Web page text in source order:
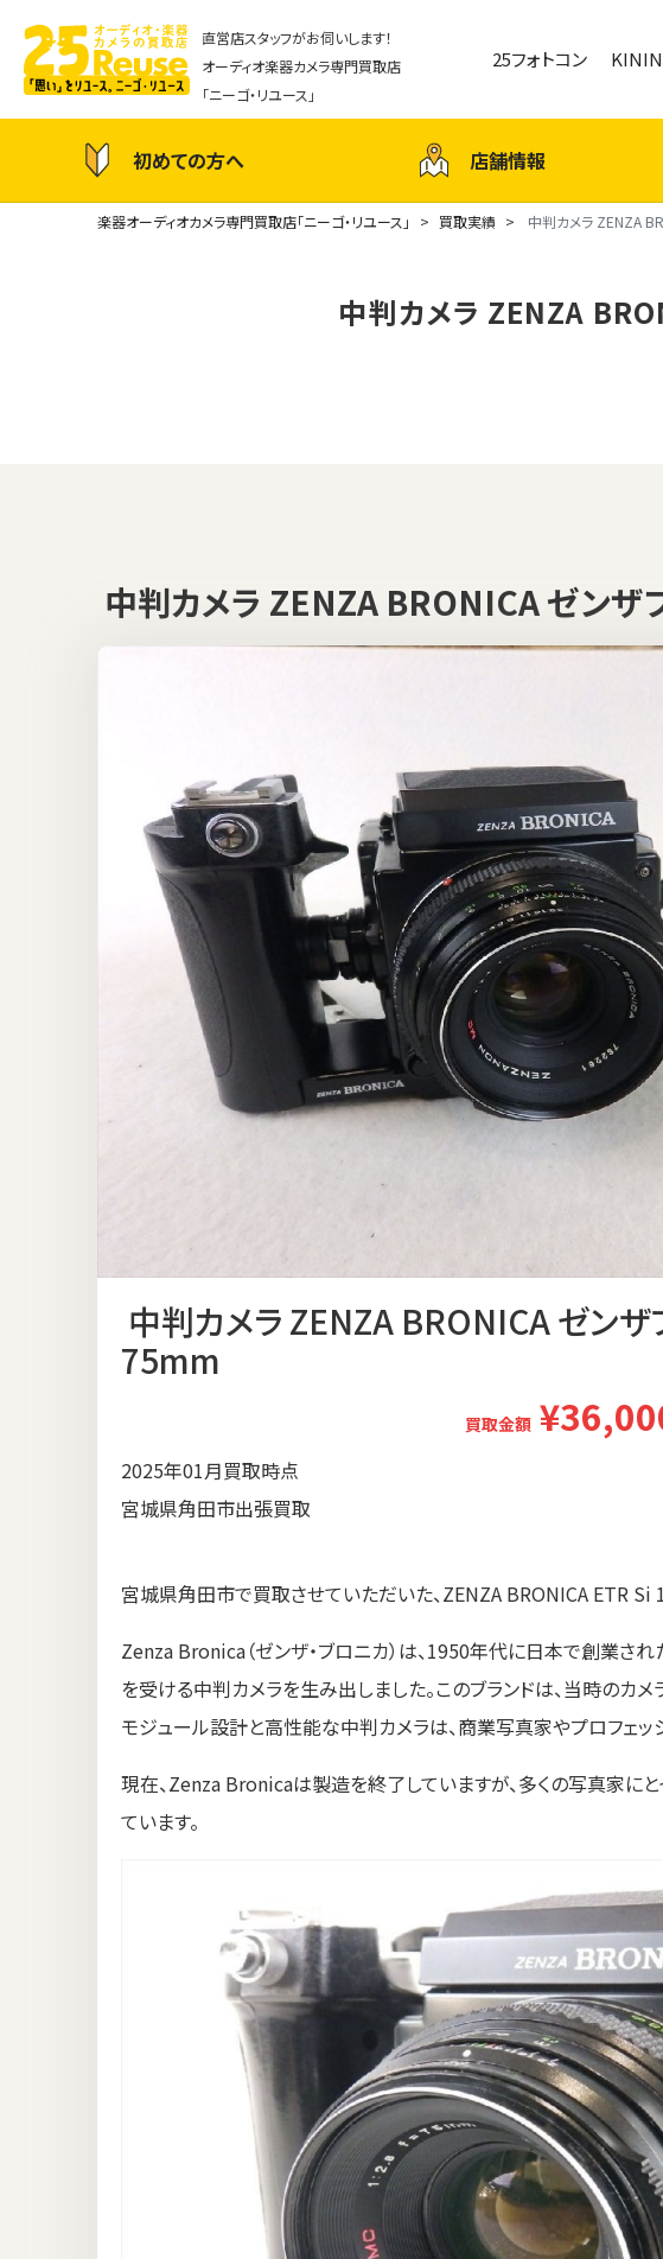
直営店スタッフがお伺いします！
オーディオ楽器カメラ専門買取店
「ニーゴ・リユース」
25フォトコン
初めての方へ 店舗情報
楽器オーディオカメラ専門買取店「ニーゴ・リユース」 買取実績 中判カメラ ZENZA
中判カメラ ZENZA
中判カメラ ZENZA BRONICA ゼン
中判カメラ ZENZA BRONICA ゼン
75mm
買取金額
2025年01月買取時点
宮城県角田市出張買取
宮城県角田市で買取させていただいた、ZENZA BRONICA ETR Si
Zenza Bronica（ゼンザ・ブロニカ）は、1950年代に日本で創業さ
を受ける中判カメラを生み出しました。このブランドは、当時のカ
モジュール設計と高性能な中判カメラは、商業写真家やプロフェッ
現在、Zenza Bronicaは製造を終了していますが、多くの写真家に
ています。